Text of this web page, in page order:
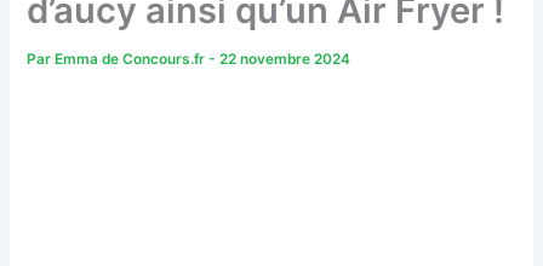
d’aucy ainsi qu’un Air Fryer !
Par Emma de Concours.fr-22 novembre 2024